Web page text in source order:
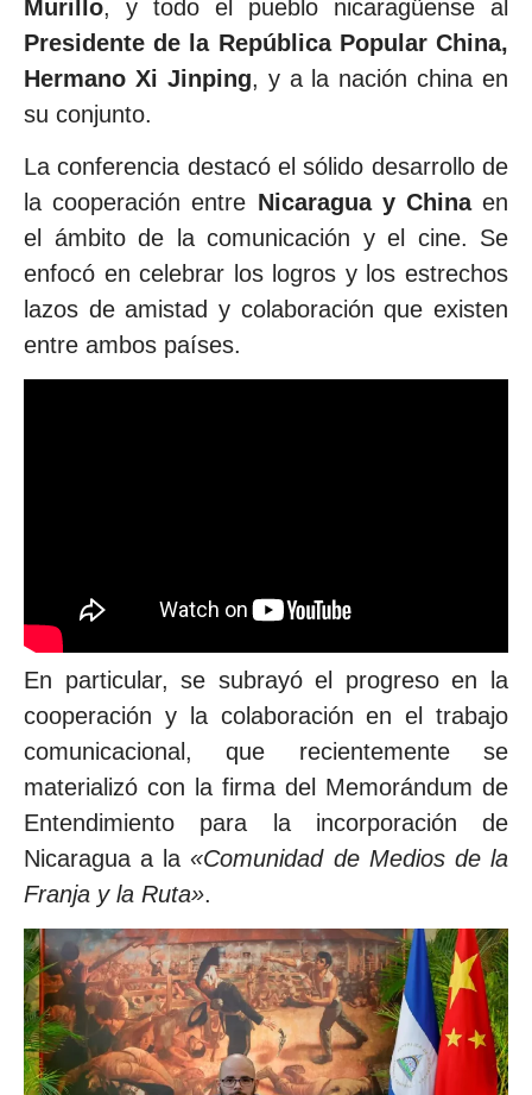
Murillo, y todo el pueblo nicaragüense al
Presidente de la República Popular China,
Hermano Xi Jinping, y a la nación china en
su conjunto.
La conferencia destacó el sólido desarrollo de
la cooperación entre Nicaragua y China en
el ámbito de la comunicación y el cine. Se
enfocó en celebrar los logros y los estrechos
lazos de amistad y colaboración que existen
entre ambos países.
En particular, se subrayó el progreso en la
cooperación y la colaboración en el trabajo
comunicacional, que recientemente se
materializó con la firma del Memorándum de
Entendimiento para la incorporación de
Nicaragua a la «Comunidad de Medios de la
Franja y la Ruta».